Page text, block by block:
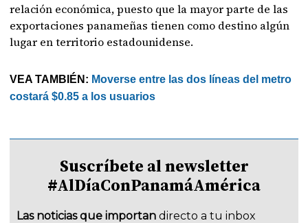
relación económica, puesto que la mayor parte de las
exportaciones panameñas tienen como destino algún
lugar en territorio estadounidense.
VEA TAMBIÉN: Moverse entre las dos líneas del metro
costará $0.85 a los usuarios
Suscríbete al newsletter
#AlDíaConPanamáAmérica
Las noticias que importan directo a tu inbox